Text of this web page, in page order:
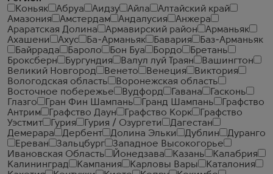
Коньяк
Абруа Аидзу Айла
Алтайский край
Амазония
Амстердам Андалусия
Анжера
Араратская Долина
Армавирский район
Арманьяк
Ахашени
Ахус Ба-Арманьяк Бавария
Баз-Арманьяк
Байррада
Бароло Бон Буа Бордо
Бретань
Броксберн
Бургундия Валул луй Траян
Вашингтон
Великий Новгород
Венето Венеция
Виктория
Вологодская область
Воронежская область
Восточное побережье
Вудфорд Гавана
Гасконь
Глазго
Гран Фин Шампань Гранд Шампань
Графство
Антрим
Графство Даун Графство Корк
Графство
Уэстмит
Гурия Гурия / Озургети
Дагестан
Демерара
Дербент Долина Эльки Дублин
Дуранго
Ереван
Зальцбург
Западное Высокогорье
Ивановская Область
Йонедзава Казань
Калабрия
Калининград
Кампания Карловы Вары
Каталония